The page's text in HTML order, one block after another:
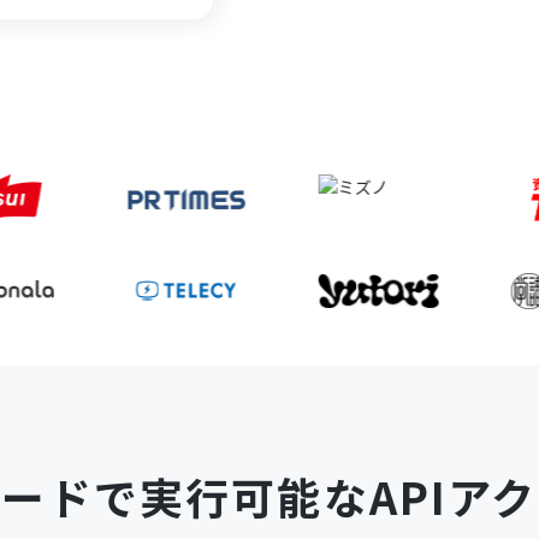
ドで実行可能なAPIア